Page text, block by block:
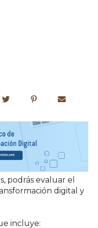
podrás evaluar el
digital y
incluye: